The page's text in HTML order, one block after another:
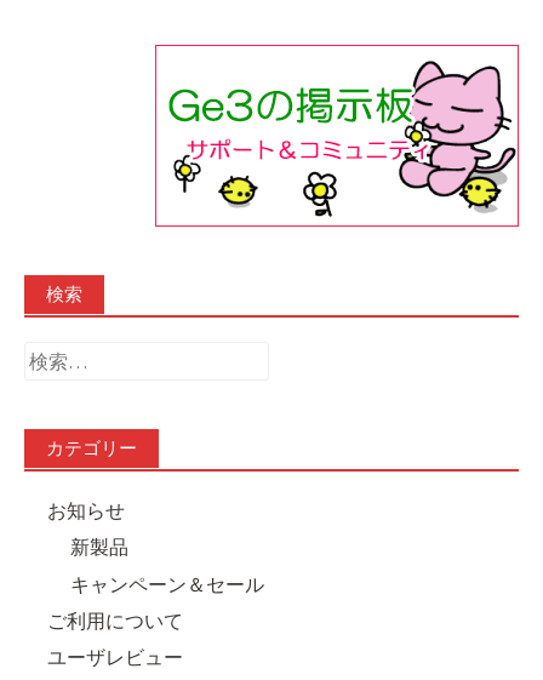
検索
検
カテゴリー
お知らせ
新製品
キャンペーン＆セール
ご利用について
ユーザレビュー